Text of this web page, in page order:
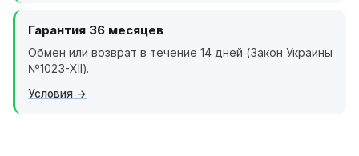
Гарантия 36 месяцев
Обмен или возврат в течение 14 дней (Закон Украины
№1023-XII).
Условия